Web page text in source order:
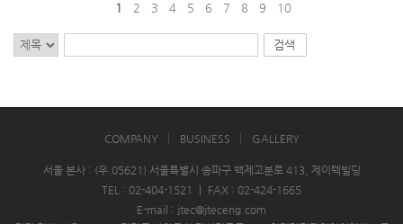
1 2 3 4 5 6 7 8 9 10
COMPANY BUSINESS GALLERY
서울 본사 : (우.05621) 서울특별시 송파구 백제고분로 413, 제이텍빌딩
TEL : 02-404-1521
FAX : 02-424-1665
E-mail : jtec@jteceng.com